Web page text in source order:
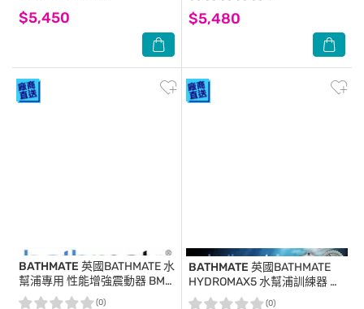
$5,450 $5,480
BATHMATE 英國BATHMATE 水
幫浦專用 性能增強震動器 BM-
VR-HV
(0)
BATHMATE 英國BATHMATE
HYDROMAX5 水幫浦訓練器 藍
色 BM-HM5-AB(0)